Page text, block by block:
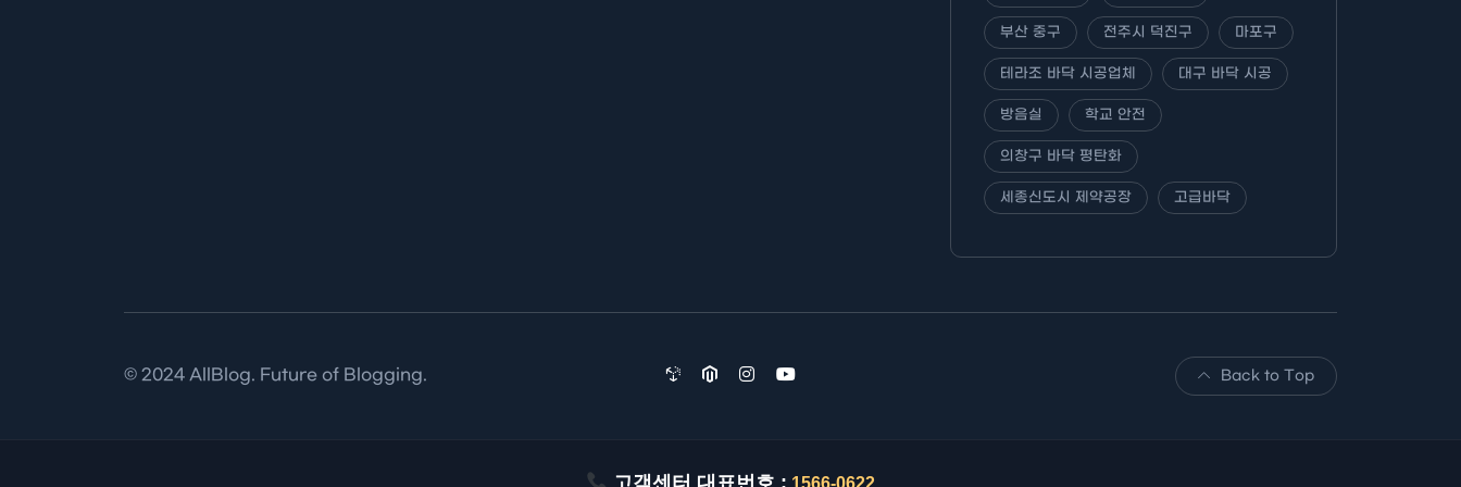
부산 중구 전주시 덕진구 마포구
테라조 바닥 시공업체 대구 바닥 시공
방음실 학교 안전
의창구 바닥 평탄화
세종신도시 제약공장 고급바닥
© 2024 AllBlog. Future of Blogging. Back to Top
고객센터 대표번호 : 1566-0622